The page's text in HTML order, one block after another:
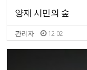
양재 시민의 숲
관리자 12-02